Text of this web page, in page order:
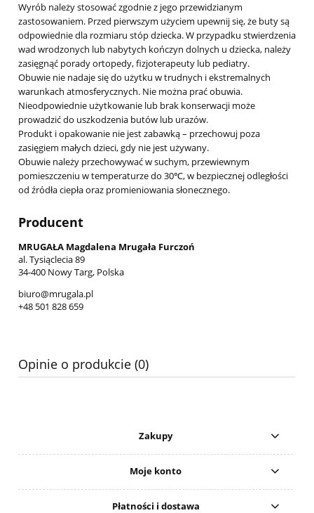
Wyrób należy stosować zgodnie z jego przewidzianym
zastosowaniem. Przed pierwszym użyciem upewnij się, że buty są
odpowiednie dla rozmiaru stóp dziecka. W przypadku stwierdzenia
wad wrodzonych lub nabytych kończyn dolnych u dziecka, należy
zasięgnąć porady ortopedy, fizjoterapeuty lub pediatry.
Obuwie nie nadaje się do użytku w trudnych i ekstremalnych
warunkach atmosferycznych. Nie można prać obuwia.
Nieodpowiednie użytkowanie lub brak konserwacji może
prowadzić do uszkodzenia butów lub urazów.
Produkt i opakowanie nie jest zabawką – przechowuj poza
zasięgiem małych dzieci, gdy nie jest używany.
Obuwie należy przechowywać w suchym, przewiewnym
pomieszczeniu w temperaturze do 30℃, w bezpiecznej odległości
od źródła ciepła oraz promieniowania słonecznego.
Producent
MRUGAŁA Magdalena Mrugała Furczoń
al. Tysiąclecia 89
34-400 Nowy Targ, Polska
biuro@mrugala.pl
+48 501 828 659
Opinie o produkcie (0)
Zakupy
Moje konto
Płatności i dostawa